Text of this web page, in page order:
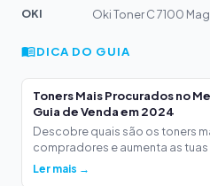
OKI
Oki Toner C 7100
DICA DO GUIA
Toners Mais Procurados no
Guia de Venda em 2024
Descobre quais são os toners
compradores e aumenta as tuas
Ler mais →